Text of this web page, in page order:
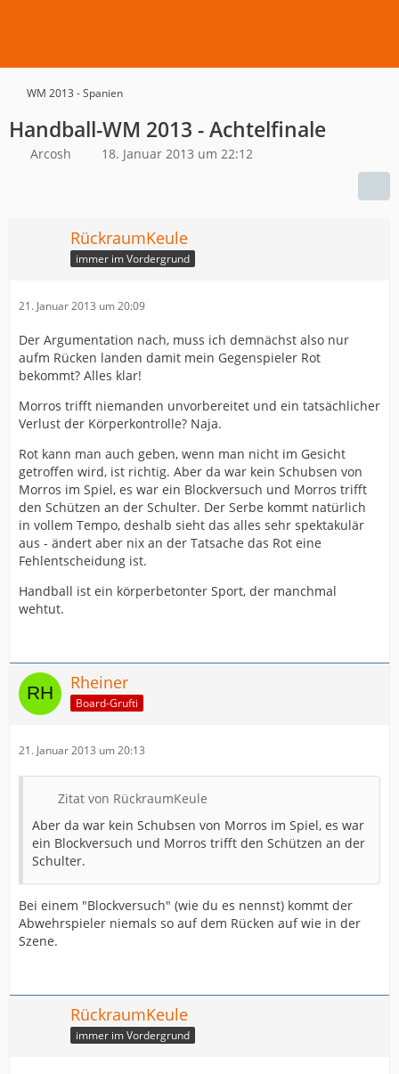
WM 2013 - Spanien
Handball-WM 2013 - Achtelfinale
Arcosh 18. Januar 2013 um 22:12
RückraumKeule
immer im Vordergrund
21. Januar 2013 um 20:09
Der Argumentation nach, muss ich demnächst also nur
aufm Rücken landen damit mein Gegenspieler Rot
bekommt? Alles klar!
Morros trifft niemanden unvorbereitet und ein tatsächlicher
Verlust der Körperkontrolle? Naja.
Rot kann man auch geben, wenn man nicht im Gesicht
getroffen wird, ist richtig. Aber da war kein Schubsen von
Morros im Spiel, es war ein Blockversuch und Morros trifft
den Schützen an der Schulter. Der Serbe kommt natürlich
in vollem Tempo, deshalb sieht das alles sehr spektakulär
aus - ändert aber nix an der Tatsache das Rot eine
Fehlentscheidung ist.
Handball ist ein körperbetonter Sport, der manchmal
wehtut.
Rheiner
Board-Grufti
21. Januar 2013 um 20:13
Zitat von RückraumKeule
Aber da war kein Schubsen von Morros im Spiel, es war
ein Blockversuch und Morros trifft den Schützen an der
Schulter.
Bei einem "Blockversuch" (wie du es nennst) kommt der
Abwehrspieler niemals so auf dem Rücken auf wie in der
Szene.
RückraumKeule
immer im Vordergrund